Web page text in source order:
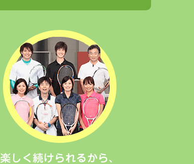
楽しく続けられるから、